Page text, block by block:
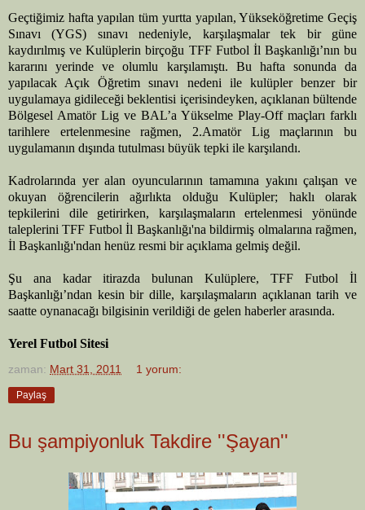
Geçtiğimiz hafta yapılan tüm yurtta yapılan, Yükseköğretime Geçiş
Sınavı (YGS) sınavı nedeniyle, karşılaşmalar tek bir güne
kaydırılmış ve Kulüplerin birçoğu TFF Futbol İl Başkanlığı’nın bu
kararını yerinde ve olumlu karşılamıştı. Bu hafta sonunda da
yapılacak Açık Öğretim sınavı nedeni ile kulüpler benzer bir
uygulamaya gidileceği beklentisi içerisindeyken, açıklanan bültende
Bölgesel Amatör Lig ve BAL’a Yükselme Play-Off maçları farklı
tarihlere ertelenmesine rağmen, 2.Amatör Lig maçlarının bu
uygulamanın dışında tutulması büyük tepki ile karşılandı.
Kadrolarında yer alan oyuncularının tamamına yakını çalışan ve
okuyan öğrencilerin ağırlıkta olduğu Kulüpler; haklı olarak
tepkilerini dile getirirken, karşılaşmaların ertelenmesi yönünde
taleplerini TFF Futbol İl Başkanlığı'na bildirmiş olmalarına rağmen,
İl Başkanlığı'ndan henüz resmi bir açıklama gelmiş değil.
Şu ana kadar itirazda bulunan Kulüplere, TFF Futbol İl
Başkanlığı’ndan kesin bir dille, karşılaşmaların açıklanan tarih ve
saatte oynanacağı bilgisinin verildiği de gelen haberler arasında.
Yerel Futbol Sitesi
zaman: Mart 31, 2011 1 yorum:
Paylaş
Bu şampiyonluk Takdire ''Şayan''